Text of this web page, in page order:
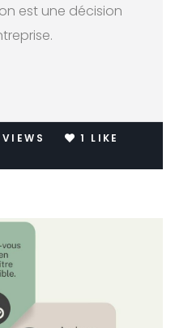
est une décision
VIEWS 1 LIKE